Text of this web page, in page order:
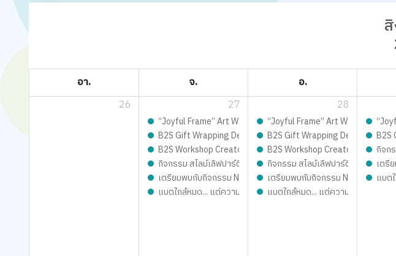
อา. จ. อ.
26
27 28
“Joyful Frame” Art Workshop ดีไซน์เฟรมการ์ด ชิ้นเดียวในโลก เ
“Joyful Frame” Art Workshop ดีไ
B2S Gift Wrapping Design contest 2026 LIVE Playfull: ส่งมอ
B2S Gift Wrapping Design B2S
B2S Workshop Creator – เปิดรับสมัครB2S Workshop Creator – เปิดรับส
กิจก
กิจกรรม สไลม์เลิฟปาร์ตี้ ปั้นสนุกสุดมุ้งมิ้ง - Magical SLIME LOVE
กิจกรรม สไลม์เลิฟปาร์ตี้ ปั้นสนุกสุดมุ้
เตรี
เตรียมพบกับกิจกรรม New Trainer Journey On Tour !!
เตรียมพบกับกิจกรรม New Trainerแบต
แบตใกล้หมด... แต่ความสนุกยังชาร์จได้!แบตใกล้หมด... แต่ความสนุกยังชาร์จไ